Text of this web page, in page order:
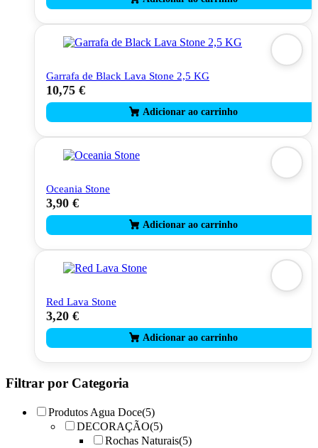
Garrafa de Black Lava Stone 2,5 KG
10,75 €
Oceania Stone
3,90 €
Red Lava Stone
3,20 €
Filtrar por Categoria
Produtos Agua Doce(5)
DECORAÇÃO(5)
Rochas Naturais(5)